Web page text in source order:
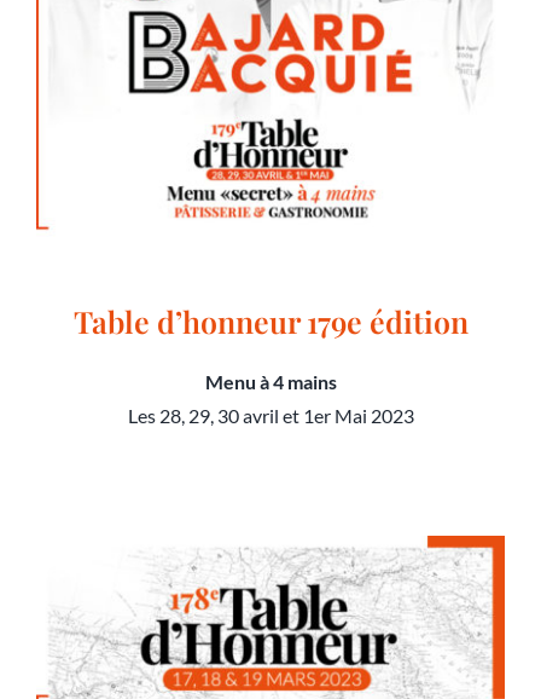
Table d’honneur 179e édition
Menu à 4 mains
Les 28, 29, 30 avril et 1er Mai 2023